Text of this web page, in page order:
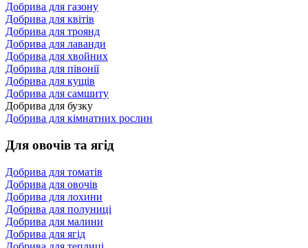
Добрива для газону
Добрива для квітів
Добрива для троянд
Добрива для лаванди
Добрива для хвойних
Добрива для півонії
Добрива для кущів
Добрива для самшиту
Добрива для бузку
Добрива для кімнатних рослин
Для овочів та ягід
Добрива для томатів
Добрива для овочів
Добрива для лохини
Добрива для полуниці
Добрива для малини
Добрива для ягід